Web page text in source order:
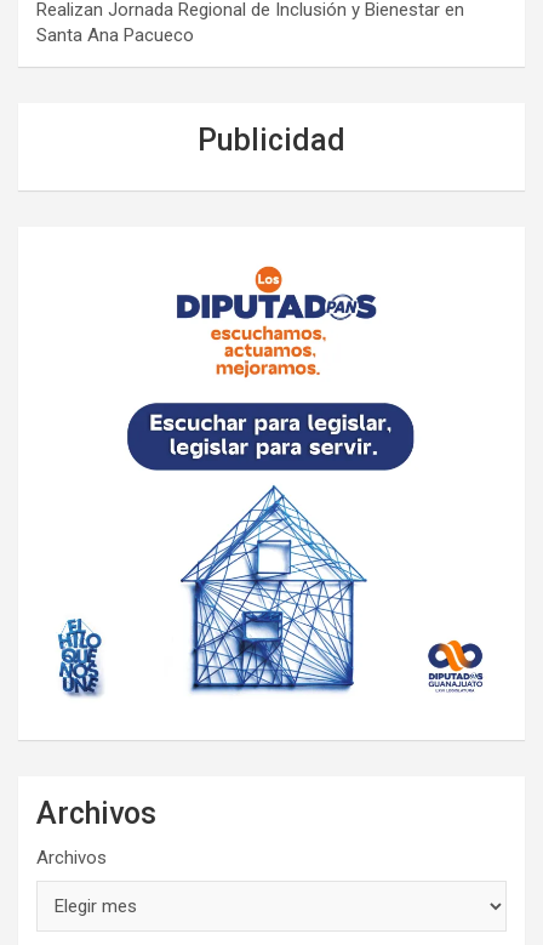
Realizan Jornada Regional de Inclusión y Bienestar en
Santa Ana Pacueco
Publicidad
Archivos
Archivos